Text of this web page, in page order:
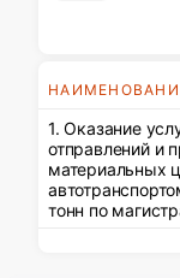
для нужд
1. Оказание
отправлений и
материальных
тонн по